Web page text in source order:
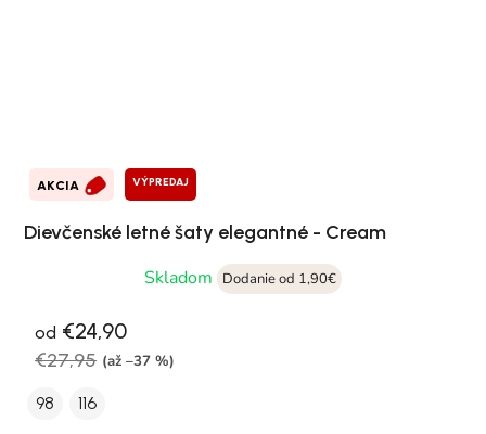
AKCIA VÝPREDAJ
Dievčenské letné šaty elegantné - Cream
Skladom
Dodanie od 1,90€
od €24,90
€27,95 (až –37 %)
98 116